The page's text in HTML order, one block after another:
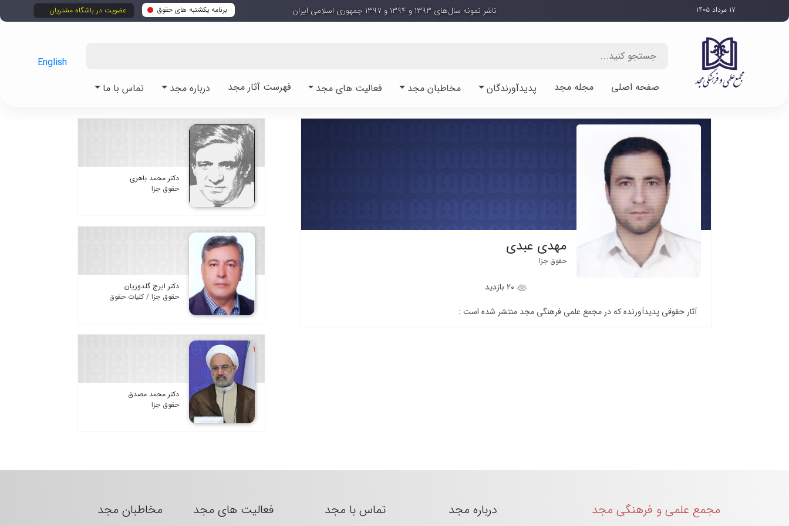
برنامه یکشنبه های حقوق عضویت در باشگاه مشتریان ۱۷ مرداد ۱۴۰۵ ناشر نمونه سال‌های ۱۳۹۳ و ۱۳۹۴ و ۱۳۹۷ جمهوری اسلامی ایران
صفحه اصلی مجله مجد پدیدآورندگان مخاطبان مجد فعالیت های مجد فهرست آثار مجد درباره مجد تماس با ما
English
مهدی عبدی
حقوق جزا
آثار حقوقی پدیدآورنده که در مجمع علمی فرهنگی مجد منتشر شده است :
دکتر محمد باهری
حقوق جزا
دکتر ایرج گلدوزیان
حقوق جزا / کلیات حقوق
دکتر محمد مصدق
حقوق جزا
مجمع علمی و فرهنگی مجد درباره مجد تماس با مجد فعالیت های مجد مخاطبان مجد